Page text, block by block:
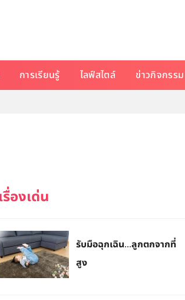
การเรียนรู้ ไลฟ์สไตล์ ข่าวกิจกรรม
รับมือฉุกเฉิน...ลูกตกจากที่
สูง